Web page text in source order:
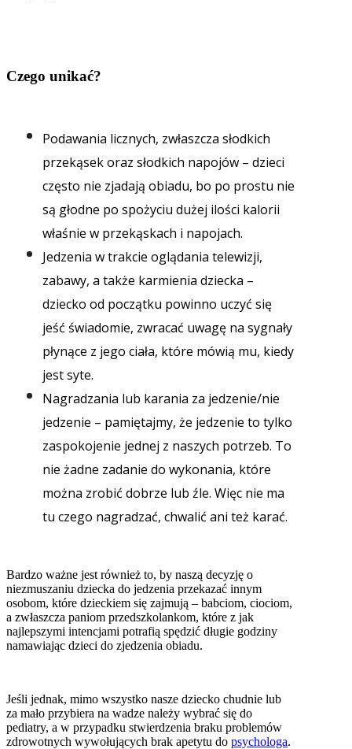
Czego unikać?
Podawania licznych, zwłaszcza słodkich
przekąsek oraz słodkich napojów – dzieci
często nie zjadają obiadu, bo po prostu nie
są głodne po spożyciu dużej ilości kalorii
właśnie w przekąskach i napojach.
Jedzenia w trakcie oglądania telewizji,
zabawy, a także karmienia dziecka –
dziecko od początku powinno uczyć się
jeść świadomie, zwracać uwagę na sygnały
płynące z jego ciała, które mówią mu, kiedy
jest syte.
Nagradzania lub karania za jedzenie/nie
jedzenie – pamiętajmy, że jedzenie to tylko
zaspokojenie jednej z naszych potrzeb. To
nie żadne zadanie do wykonania, które
można zrobić dobrze lub źle. Więc nie ma
tu czego nagradzać, chwalić ani też karać.
Bardzo ważne jest również to, by naszą decyzję o
niezmuszaniu dziecka do jedzenia przekazać innym
osobom, które dzieckiem się zajmują – babciom, ciociom,
a zwłaszcza paniom przedszkolankom, które z jak
najlepszymi intencjami potrafią spędzić długie godziny
namawiając dzieci do zjedzenia obiadu.
Jeśli jednak, mimo wszystko nasze dziecko chudnie lub
za mało przybiera na wadze należy wybrać się do
pediatry, a w przypadku stwierdzenia braku problemów
zdrowotnych wywołujących brak apetytu do psychologa.